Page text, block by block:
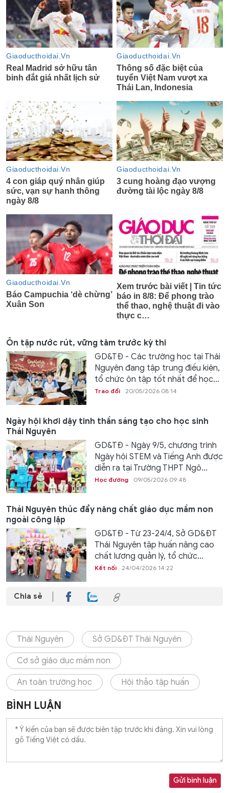
Ôn tập nước rút, vững tâm trước kỳ thi
GD&TĐ - Các trường học tại Thái
Nguyên đang tập trung điều kiện,
tổ chức ôn tập tốt nhất để học...
Trao đổi 20/05/2026 08:14
Ngày hội khơi dậy tinh thần sáng tạo cho học sinh
Thái Nguyên
GD&TĐ - Ngày 9/5, chương trình
Ngày hội STEM và Tiếng Anh được
diễn ra tại Trường THPT Ngô...
Học đường 09/05/2026 09:48
Thái Nguyên thúc đẩy nâng chất giáo dục mầm non
ngoài công lập
GD&TĐ - Từ 23-24/4, Sở GD&ĐT
Thái Nguyên tập huấn nâng cao
chất lượng quản lý, tổ chức...
Kết nối 24/04/2026 14:22
Chia sẻ
Thái Nguyên Sở GD&ĐT Thái Nguyên
Cơ sở giáo dục mầm non
An toàn trường học Hội thảo tập huấn
BÌNH LUẬN
Gửi bình luận